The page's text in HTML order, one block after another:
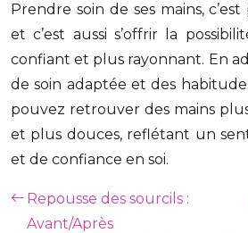
Prendre soin de ses mains,
et c’est aussi s’offrir la
confiant et plus rayonnant. En
de soin adaptée et des
pouvez retrouver des mains
et plus douces, reflétant un
et de confiance en soi.
Repousse des sourcils :
Avant/Après